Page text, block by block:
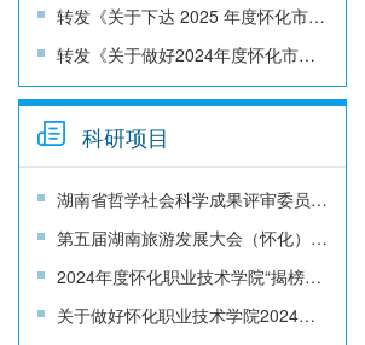
转发《关于下达 2025 年度怀化市哲学社会科学成果评审委员会课题的通知》
转发《关于做好2024年度怀化市哲学社会科学成果评审委员会课题结题的通知》
科研项目
湖南省哲学社会科学成果评审委员会湖南省文化和旅游厅关于文旅融合发展研究专项课题申报的通知
第五届湖南旅游发展大会（怀化）科技专项 项目申报
2024年度怀化职业技术学院“揭榜挂帅”项目立项通知
关于做好怀化职业技术学院2024年“揭榜挂帅”项目申报的通知